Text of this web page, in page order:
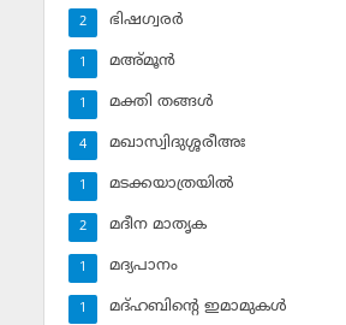
ഭിഷഗ്വരര്‍
2
മഅ്മൂന്‍
1
മക്തി തങ്ങള്‍
1
മഖാസ്വിദുശ്ശരീഅഃ
4
മടക്കയാത്രയില്‍
1
മദീന മാതൃക
2
മദ്യപാനം
1
മദ്ഹബിന്റെ ഇമാമുകള്‍
1